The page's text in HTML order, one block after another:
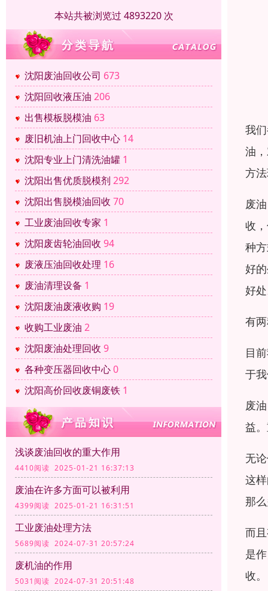
本站共被浏览过 4893220 次
沈阳废油回收公司 673
沈阳回收液压油 206
出售模板脱模油 63
废旧机油上门回收中心 14
沈阳专业上门清洗油罐 1
沈阳出售优质脱模剂 292
沈阳出售脱模油回收 70
工业废油回收专家 1
沈阳废齿轮油回收 94
废液压油回收处理 16
废油清理设备 1
沈阳废油废液收购 19
收购工业废油 2
沈阳废油处理回收 9
各种变压器回收中心0
沈阳高价回收废铜废铁 1
浅谈废油回收的重大作用
4410阅读 2025-01-21 16:37:13
废油在许多方面可以被利用
4399阅读 2025-01-21 16:31:51
工业废油处理方法
5689阅读 2024-07-31 20:57:24
废机油的作用
5031阅读 2024-07-31 20:51:48
我
油
方
废
收
种
好
好
有
目
于
废
益
无
这
那
而
是
收。